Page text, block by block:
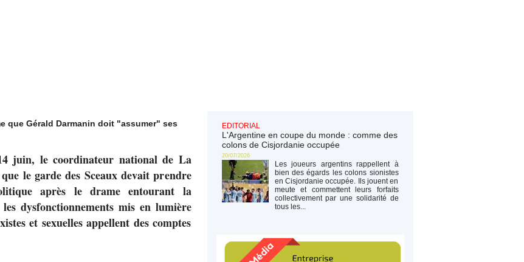
que Gérald Darmanin doit "assumer" ses
juin, le coordinateur national de La
le garde des Sceaux devait prendre
après le drame entourant la
dysfonctionnements mis en lumière
et sexuelles appellent des comptes
EDITORIAL
L'Argentine en coupe du monde : comme des
colons de Cisjordanie occupée
20/07/2026
Les joueurs argentins rappellent à
bien des égards les colons sionistes
en Cisjordanie occupée. Ils jouent en
meute et commettent leurs forfaits
collectivement par une solidarité de
tous les...